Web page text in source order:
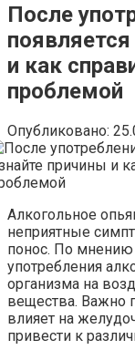
После
и как
проблемой
Опубликовано:
Алкогольное
неприятные
понос. По мнению
употребления
организма на
вещества. Важно
влияет на
привести к